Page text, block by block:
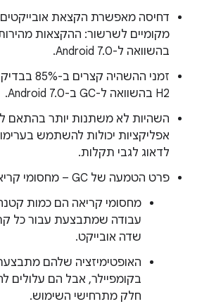
דחיסה מאפשרת הקצאת
בהשוואה ל-Android 7.0.
זמני ההשהיה
H2 בהשוואה ל-GC ב-Android 7.0.
השהיות לא משתנות יותר בהתאם
אפליקציות יכולות להשתמש
לדאוג לגבי תקלות.
פרט הטמעה של GC – מחסומי קריאה:
מחסומי קריאה הם כמות
עבודה שמתבצעת עבור כל
שדה אובייקט.
האופטימיזציה שלהם
בקומפיילר, אבל הם עלולים
חלק מתרחישי השימוש.